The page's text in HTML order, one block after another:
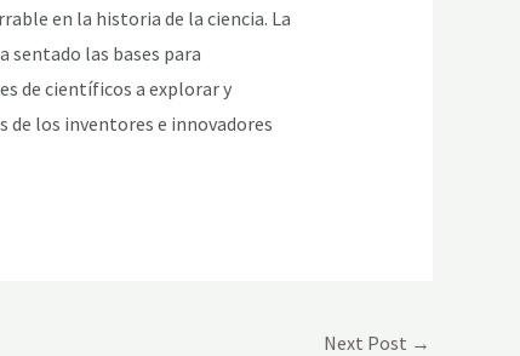
en la historia de la ciencia. La
sentado las bases para
de científicos a explorar y
de los inventores e innovadores
Next Post →